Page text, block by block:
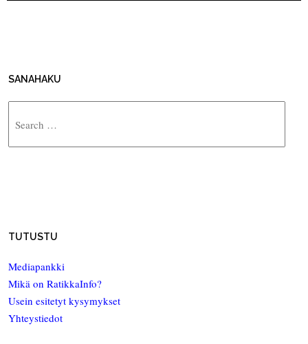
SANAHAKU
TUTUSTU
Mediapankki
Mikä on RatikkaInfo?
Usein esitetyt kysymykset
Yhteystiedot